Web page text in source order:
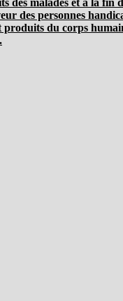
des malades et à la fin
des personnes
du corps